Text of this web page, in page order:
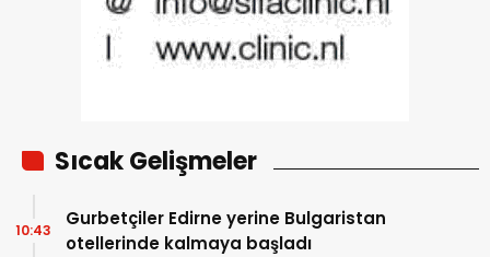
Sıcak Gelişmeler
Gurbetçiler Edirne yerine Bulgaristan
otellerinde kalmaya başladı
10:43